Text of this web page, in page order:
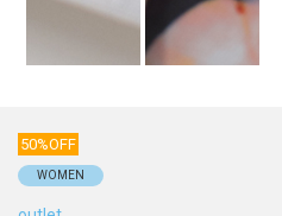
50%OFF
WOMEN